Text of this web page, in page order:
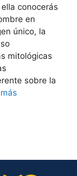
conocerás
en
único, la
mitológicas
sobre la